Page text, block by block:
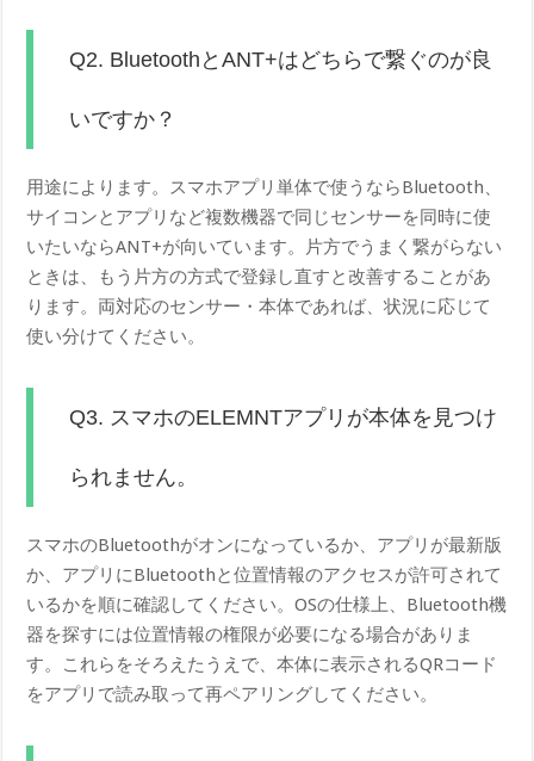
Q2. BluetoothとANT+はどちらで繋ぐのが良
いですか？
用途によります。スマホアプリ単体で使うならBluetooth、
サイコンとアプリなど複数機器で同じセンサーを同時に使
いたいならANT+が向いています。片方でうまく繋がらない
ときは、もう片方の方式で登録し直すと改善することがあ
ります。両対応のセンサー・本体であれば、状況に応じて
使い分けてください。
Q3. スマホのELEMNTアプリが本体を見つけ
られません。
スマホのBluetoothがオンになっているか、アプリが最新版
か、アプリにBluetoothと位置情報のアクセスが許可されて
いるかを順に確認してください。OSの仕様上、Bluetooth機
器を探すには位置情報の権限が必要になる場合がありま
す。これらをそろえたうえで、本体に表示されるQRコード
をアプリで読み取って再ペアリングしてください。